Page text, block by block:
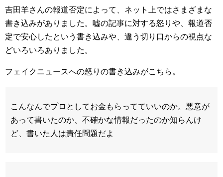
吉田羊さんの報道否定によって、ネット上ではさまざまな
書き込みがありました。嘘の記事に対する怒りや、報道否
定で安心したという書き込みや、違う切り口からの視点な
どいろいろありました。
フェイクニュースへの怒りの書き込みがこちら。
こんなんでプロとしてお金もらってていいのか。悪意が
あって書いたのか、不確かな情報だったのか知らんけ
ど、書いた人は責任問題だよ